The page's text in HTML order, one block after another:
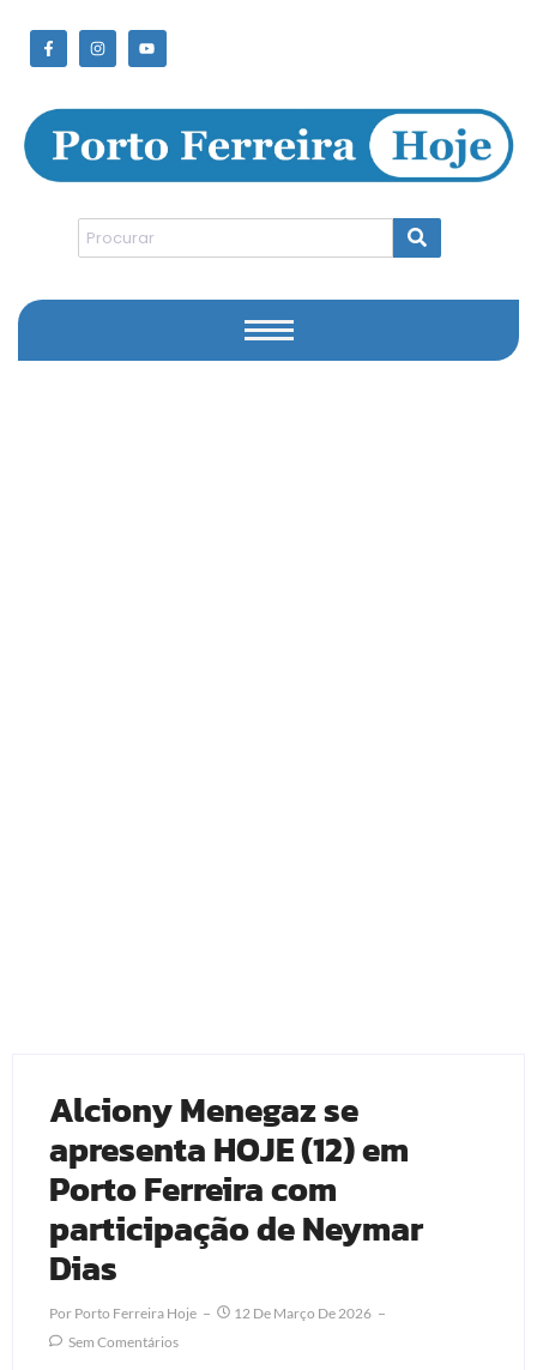
Alciony Menegaz se
apresenta HOJE (12) em
Porto Ferreira com
participação de Neymar
Dias
Por Porto Ferreira Hoje
12 De Março De 2026
Sem Comentários